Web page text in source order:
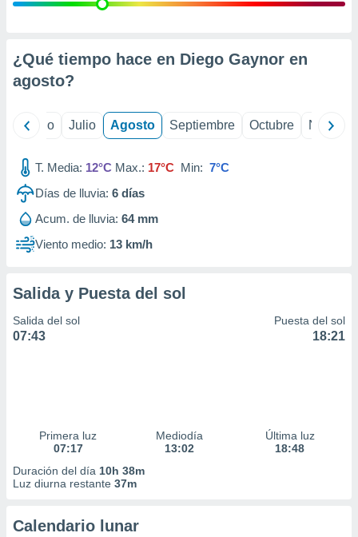
e
mediante
publicidad
de
1199
¿Qué tiempo hace en Diego Gaynor en
agosto?
Junio Julio Agosto Septiembre Octubre
T. Media: 12°C Max.: 17°C Min: 7°C
Días de lluvia: 6 días
Acum. de lluvia: 64 mm
Viento medio: 13 km/h
Salida y Puesta del sol
Salida del sol
07:43
Puesta del sol
18:21
Primera luz
07:17
Mediodía
13:02
Última luz
18:48
Duración del día 10h 38m
Luz diurna restante 37m
Calendario lunar